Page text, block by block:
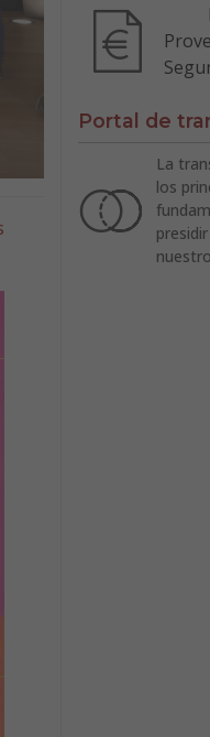
Portal de
La
los